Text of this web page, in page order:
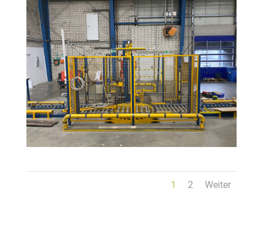
1 2 Weiter